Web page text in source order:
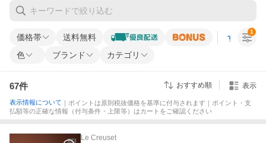
価格帯 送料無料 すべての条
色 ブランド カテゴリ
1
67件 おすすめ順 表示
表示情報について ｜ポイントは原則税抜価格を基準に付与されます｜ポイント・支
払額等の正確な情報（付与条件・上限等）はカートをご確認ください
Le Creuset